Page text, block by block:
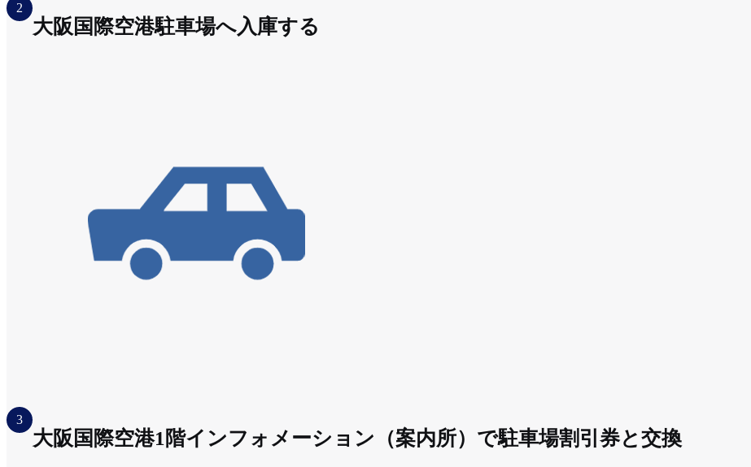
2
大阪国際空港駐車場へ入庫する
3
大阪国際空港1階インフォメーション（案内所）で駐車場割引券と交換